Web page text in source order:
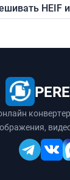
HEIF и